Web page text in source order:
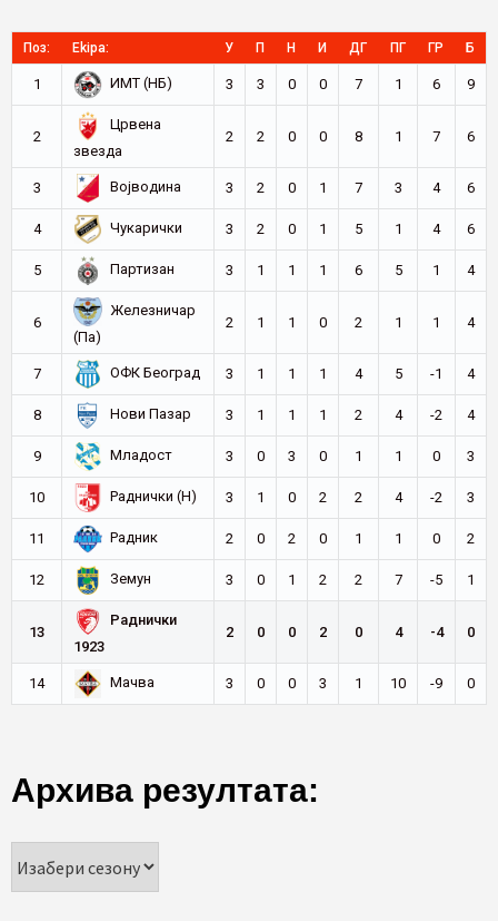
Поз: Ekipa: У П Н И ДГ ПГ ГР Б
1 ИМТ (НБ) 3 3 0 0 7 1 6 9
2
Црвена
звезда
2 2 0 0 8 1 7 6
3 Војводина 3 2 0 1 7 3 4 6
4 Чукарички 3 2 0 1 5 1 4 6
5 Партизан 3 1 1 1 6 5 1 4
6
Железничар
(Па)
2 1 1 0 2 1 1 4
7 ОФК Београд 3 1 1 1 4 5 -1 4
8 Нови Пазар 3 1 1 1 2 4 -2 4
9 Младост 3 0 3 0 1 1 0 3
10 Раднички (Н) 3 1 0 2 2 4 -2 3
11 Радник 2 0 2 0 1 1 0 2
12 Земун 3 0 1 2 2 7 -5 1
13
Раднички
1923
2 0 0 2 0 4 -4 0
14 Мачва 3 0 0 3 1 10 -9 0
Архива резултата: